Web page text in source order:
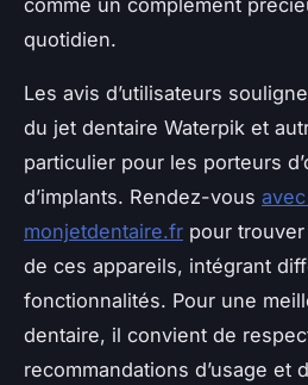
quotidien.
Les avis d’utilisateurs
du jet dentaire Waterpik et
particulier pour les porteurs
d’implants. Rendez-vous
monjetdentaire.fr pour
de ces appareils, intégrant
fonctionnalités. Pour une
dentaire, il convient de
recommandations d’usage et